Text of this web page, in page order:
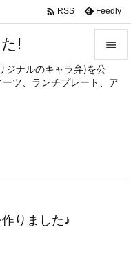
!
ジナルのキャラ弁)を公
ツ、ランチプレート、ア


メニュ
サイド

 RSS Feedly
りました♪